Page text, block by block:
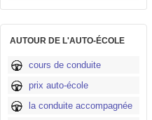
AUTOUR DE L'AUTO-ÉCOLE
cours de conduite
prix auto-école
la conduite accompagnée